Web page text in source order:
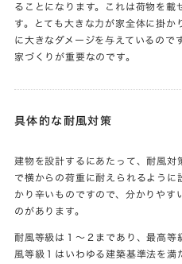
ることになります。これは荷物を載
す。とても大きな力が家全体に掛か
に大きなダメージを与えているので
家づくりが重要なのです。
具体的な耐風対策
建物を設計するにあたって、耐風対
で横からの荷重に耐えられるように
かり辛いものですので、分かりやす
のがあります。
耐風等級は１～２まであり、最高等
風等級１はいわゆる建築基準法を満